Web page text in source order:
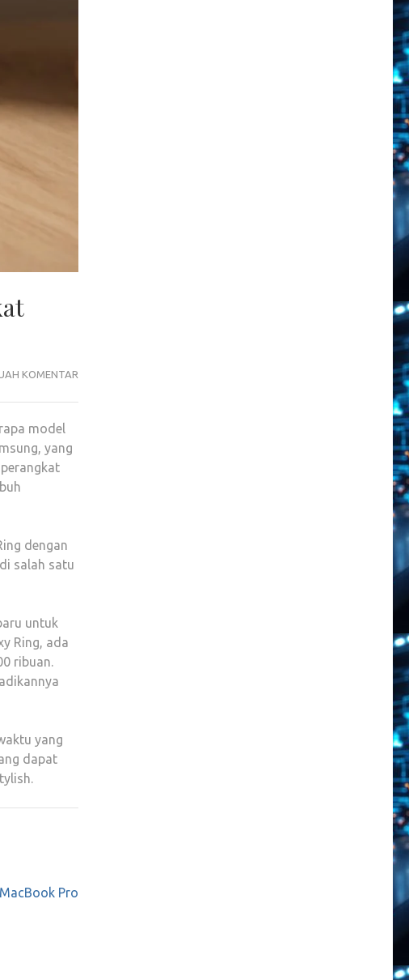
KOMENTARSALAH
model
yang
dengan
salah satu
untuk
Ring, ada
ribuan.
yang
dapat
Pro